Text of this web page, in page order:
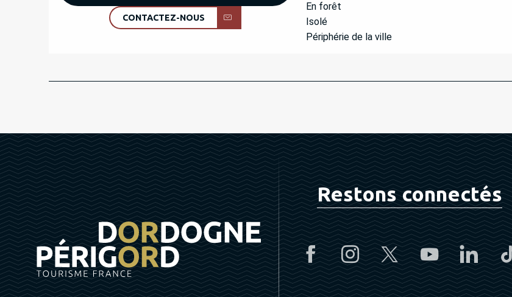
CONTACTEZ-NOUS
En forêt
Isolé
Périphérie de la ville
Restons connectés